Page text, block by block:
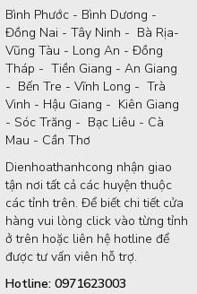
Bình Phước - Bình Dương -
Đồng Nai - Tây Ninh - Bà Rịa-
Vũng Tàu - Long An - Đồng
Tháp - Tiền Giang - An Giang
- Bến Tre - Vĩnh Long - Trà
Vinh - Hậu Giang - Kiên Giang
- Sóc Trăng - Bạc Liêu - Cà
Mau - Cần Thơ
Dienhoathanhcong nhận giao
tận nơi tất cả các huyện thuộc
các tỉnh trên. Để biết chi tiết cửa
hàng vui lòng click vào từng tỉnh
ở trên hoặc liên hệ hotline để
được tư vấn viên hỗ trợ.
Hotline: 0971623003